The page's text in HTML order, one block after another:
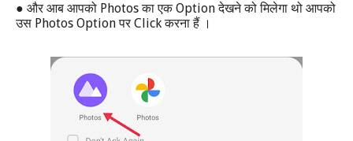
● और आब आपको Photosका एकOptionदेखने को मिलेगा थो आपको
उस Photos Optionपर Clickकरना हैं ।